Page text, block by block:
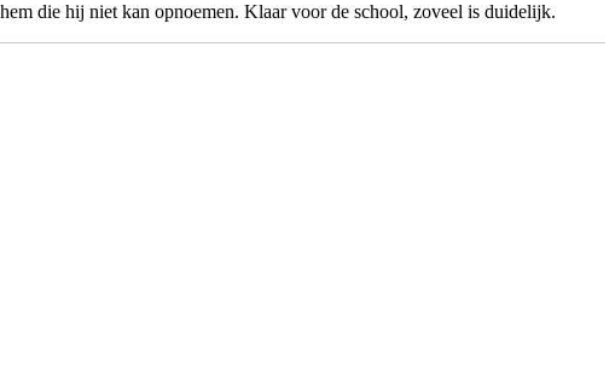
die hij niet kan opnoemen. Klaar voor de school, zoveel is duidelijk.